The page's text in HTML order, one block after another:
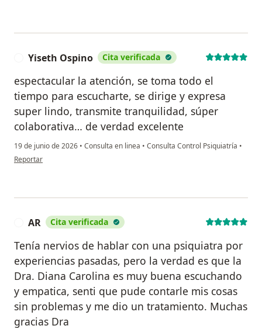
Yiseth Ospino Cita verificada
espectacular la atención, se toma todo el
tiempo para escucharte, se dirige y expresa
super lindo, transmite tranquilidad, súper
colaborativa… de verdad excelente
19 de junio de 2026 • Consulta en linea • Consulta Control Psiquiatría •
en opinión del usuario Yiseth Ospino
Reportar
AR Cita verificada
Tenía nervios de hablar con una psiquiatra por
experiencias pasadas, pero la verdad es que la
Dra. Diana Carolina es muy buena escuchando
y empatica, senti que pude contarle mis cosas
sin problemas y me dio un tratamiento. Muchas
gracias Dra